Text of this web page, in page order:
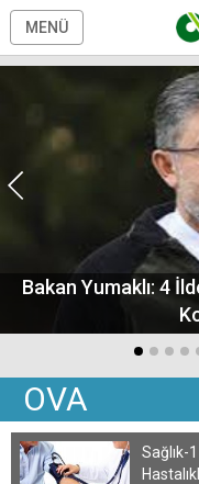
MENÜ
Bakan Yumaklı: 4
OVA
Sağlık-